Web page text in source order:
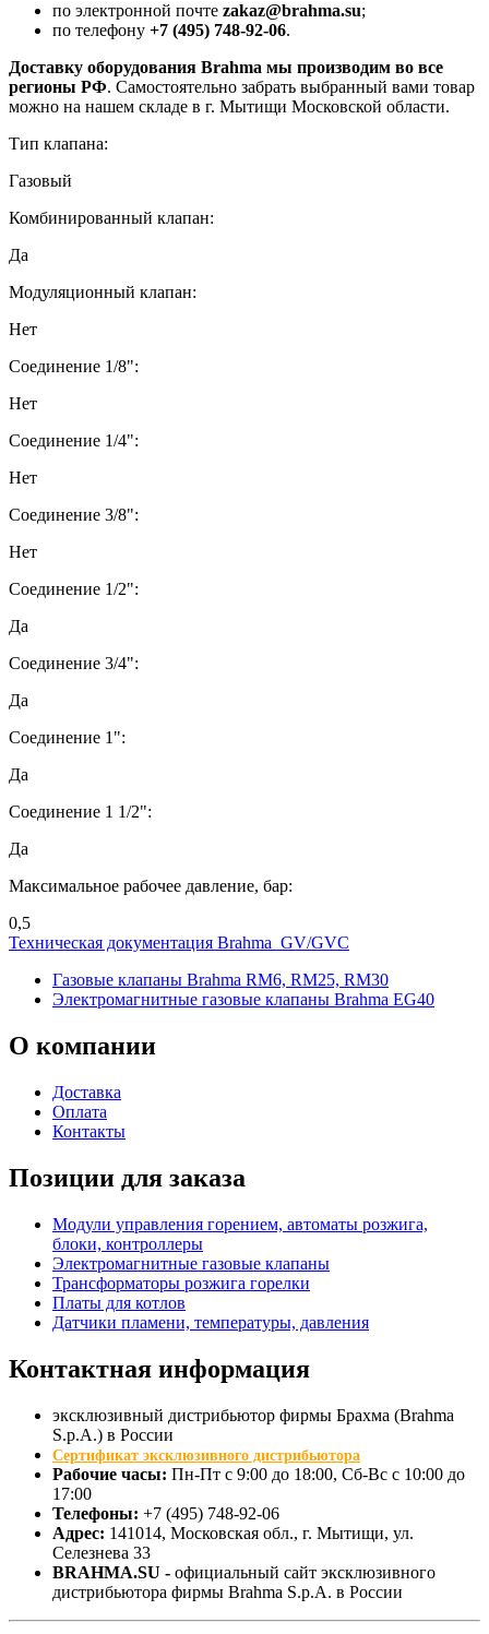
по электронной почте zakaz@brahma.su;
по телефону +7 (495) 748-92-06.
Доставку оборудования Brahma мы производим во все
регионы РФ. Самостоятельно забрать выбранный вами товар
можно на нашем складе в г. Мытищи Московской области.
Тип клапана:
Газовый
Комбинированный клапан:
Да
Модуляционный клапан:
Нет
Соединение 1/8":
Нет
Соединение 1/4":
Нет
Соединение 3/8":
Нет
Соединение 1/2":
Да
Соединение 3/4":
Да
Соединение 1":
Да
Соединение 1 1/2":
Да
Максимальное рабочее давление, бар:
0,5
Техническая документация Brahma GV/GVC
Газовые клапаны Brahma RM6, RM25, RM30
Электромагнитные газовые клапаны Brahma EG40
О компании
Доставка
Оплата
Контакты
Позиции для заказа
Модули управления горением, автоматы розжига,
блоки, контроллеры
Электромагнитные газовые клапаны
Трансформаторы розжига горелки
Платы для котлов
Датчики пламени, температуры, давления
Контактная информация
эксклюзивный дистрибьютор фирмы Брахма (Brahma
S.p.A.) в России
Сертификат эксклюзивного дистрибьютора
Рабочие часы: Пн-Пт с 9:00 до 18:00, Сб-Вс с 10:00 до
17:00
Телефоны: +7 (495) 748-92-06
Адрес: 141014, Московская обл., г. Мытищи, ул.
Селезнева 33
BRAHMA.SU - официальный сайт эксклюзивного
дистрибьютора фирмы Brahma S.p.A. в России